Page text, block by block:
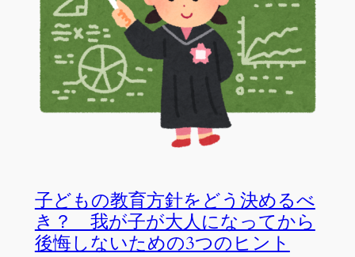
子どもの教育方針をどう決めるべ
き？ 我が子が大人になってから
後悔しないための3つのヒント